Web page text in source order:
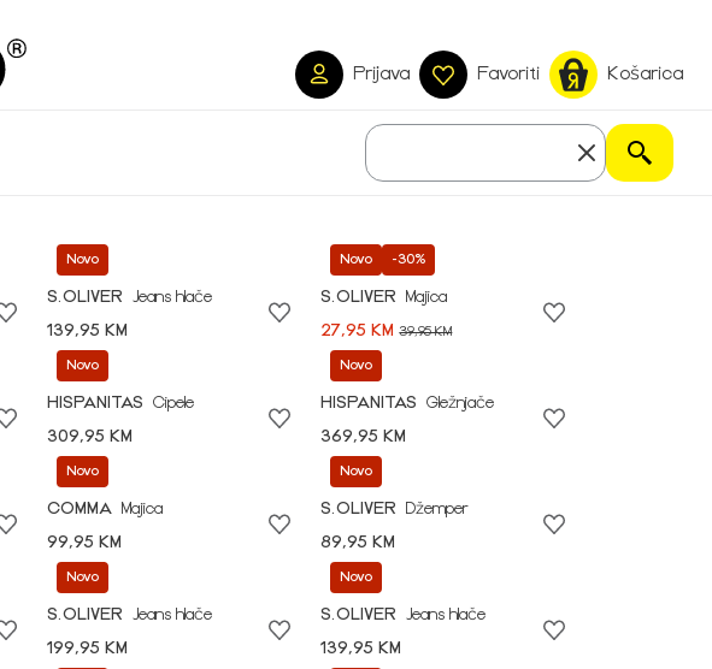
Prijava Favoriti Košarica
Novo
S.OLIVER
Jeans hlače
139,95 KM
Novo -30%
S.OLIVER
Majica
27,95 KM39,95 KM
Novo
HISPANITAS
Cipele
309,95 KM
Novo
HISPANITAS
Gležnjače
369,95 KM
Novo
COMMA
Majica
99,95 KM
Novo
S.OLIVER
Džemper
89,95 KM
Novo
S.OLIVER
Jeans hlače
199,95 KM
Novo
S.OLIVER
Jeans hlače
139,95 KM